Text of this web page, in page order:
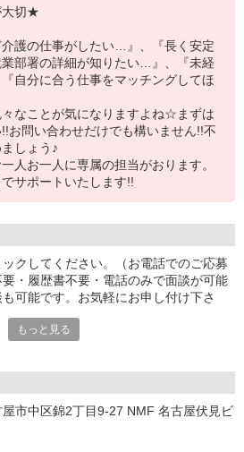
大切★
介護の仕事がしたい…』、『長く安定
部署の詳細が知りたい…』、『未経
自分に合う仕事をマッチングしてほ
なことが気になりますよね☆まずは
お問い合わせだけでも構いません!!不
しょう♪
人お一人に専属の担当がおります。
サポートいたします!!
ックしてください。（お電話でのご応募
・履歴書不要・電話のみで面談が可能
可能です。お気軽にお申し付け下さ
もっと見る
屋市中区錦2丁目9-27 NMF 名古屋伏見ビ